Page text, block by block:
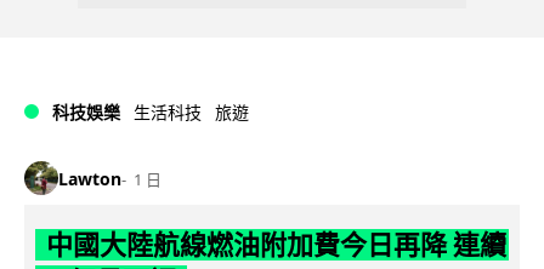
科技娛樂 生活科技 旅遊
Lawton 1 日
中國大陸航線燃油附加費今日再降 連續